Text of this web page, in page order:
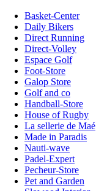
Basket-Center
Daily Bikers
Direct Running
Direct-Volley
Espace Golf
Foot-Store
Galop Store
Golf and co
Handball-Store
House of Rugby
La sellerie de Maé
Made in Paradis
Nauti-wave
Padel-Expert
Pecheur-Store
Pet and Garden